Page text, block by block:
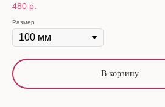
480 р.
Размер
В корзину